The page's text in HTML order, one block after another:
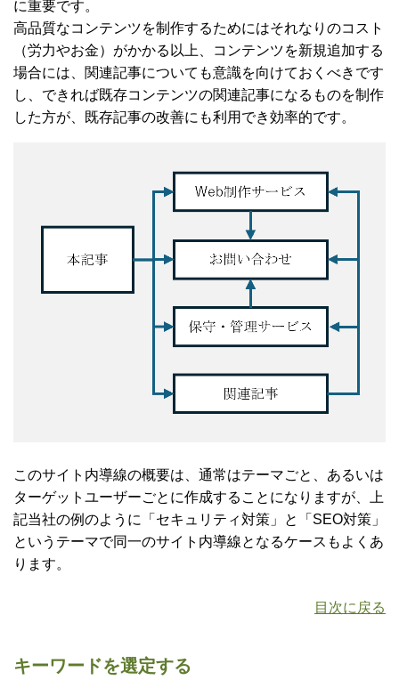
に重要です。
高品質なコンテンツを制作するためにはそれなりのコスト
（労力やお金）がかかる以上、コンテンツを新規追加する
場合には、関連記事についても意識を向けておくべきです
し、できれば既存コンテンツの関連記事になるものを制作
した方が、既存記事の改善にも利用でき効率的です。
このサイト内導線の概要は、通常はテーマごと、あるいは
ターゲットユーザーごとに作成することになりますが、上
記当社の例のように「セキュリティ対策」と「SEO対策」
というテーマで同一のサイト内導線となるケースもよくあ
ります。
目次に戻る
キーワードを選定する